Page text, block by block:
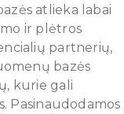
atlieka labai
ir plėtros
partnerių,
bazės
kurie gali
Pasinaudodamos